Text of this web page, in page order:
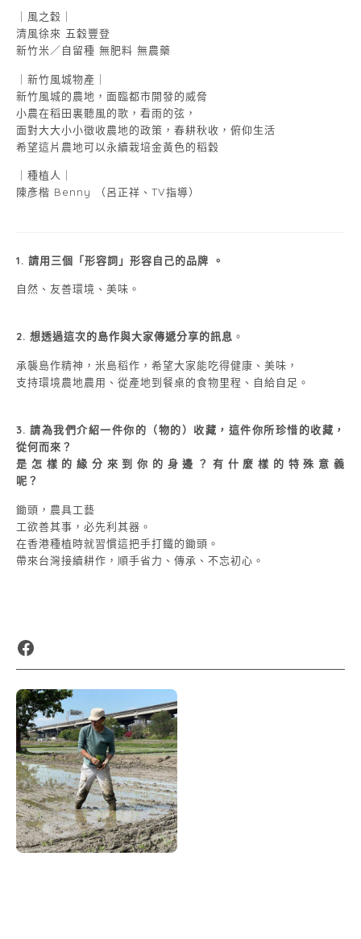
｜風之穀｜
清風徐來 五穀豐登
新竹米／自留種 無肥料 無農藥
｜新竹風城物產｜
新竹風城的農地，面臨都市開發的威脅
小農在稻田裏聽風的歌，看雨的弦，
面對大大小小徵收農地的政策，春耕秋收，俯仰生活
希望這片農地可以永續栽培金黃色的稻穀
｜種植人｜
陳彥楷 Benny （呂正祥、TV指導）
1. 請用三個「形容詞」形容自己的品牌 。
自然、友善環境、美味。
2. 想透過這次的島作與大家傳遞分享的訊息 。
承襲島作精神，米島稻作，希望大家能吃得健康、美味，
支持環境農地農用、從產地到餐桌的食物里程、自給自足。
3. 請為我們介紹一件你的（物的）收藏，這件你所珍惜的收藏，
從何而來？
是怎樣的緣分來到你的身邊？有什麼樣的特殊意義
呢？
鋤頭，農具工藝
工欲善其事，必先利其器。
在香港種植時就習慣這把手打鐵的鋤頭。
帶來台灣接續耕作，順手省力、傳承、不忘初心。